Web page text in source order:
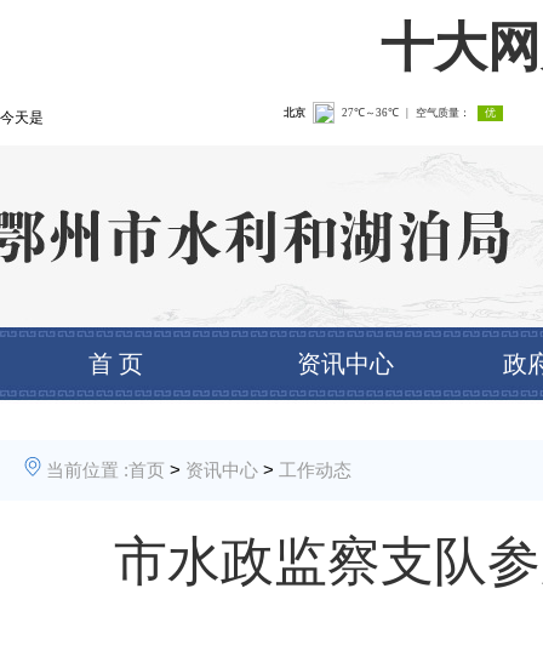
十大
今天是
首 页 资讯中心 政
当前位置 :首页 > 资讯中心 > 工作动态
市水政监察支队